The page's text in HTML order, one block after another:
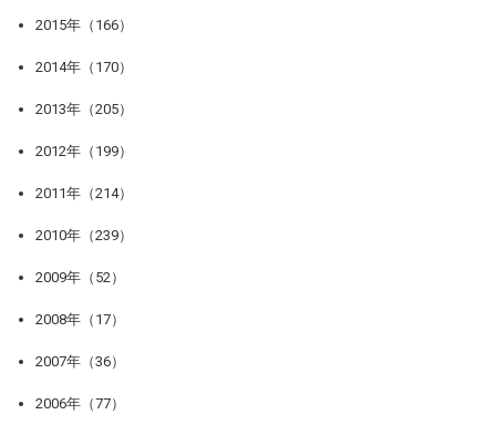
2015年（166）
2014年（170）
2013年（205）
2012年（199）
2011年（214）
2010年（239）
2009年（52）
2008年（17）
2007年（36）
2006年（77）